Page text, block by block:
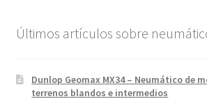
Últimos artículos sobre
Dunlop Geomax MX34 – Neumático de
terrenos blandos e intermedios